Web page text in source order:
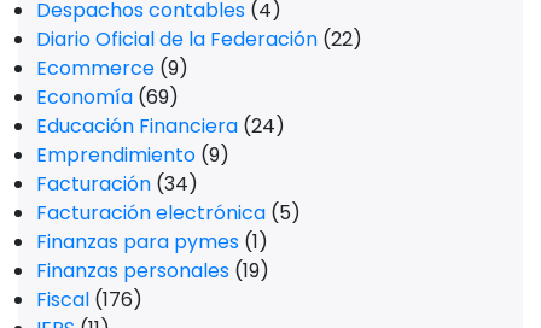
Despachos contables (4)
Diario Oficial de la Federación (22)
Ecommerce (9)
Economía (69)
Educación Financiera (24)
Emprendimiento (9)
Facturación (34)
Facturación electrónica (5)
Finanzas para pymes (1)
Finanzas personales (19)
Fiscal (176)